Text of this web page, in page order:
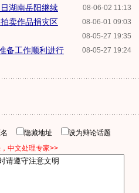
08-06-02 11:13
湖南岳阳继续
08-06-01 09:03
卖作品捐灾区
08-05-27 19:35
08-05-27 19:24
备工作顺利进行
名 隐藏地址
设为辩论话题
中文处理专家>>